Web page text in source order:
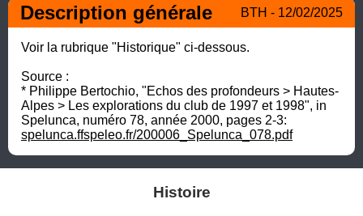
Description générale BTH - 12/02/2025
Voir la rubrique "Historique" ci-dessous.
Source :
* Philippe Bertochio, "Echos des profondeurs > Hautes-
Alpes > Les explorations du club de 1997 et 1998", in
spelunca.ffspeleo.fr/200006_Spelunca_078.pdf
Histoire